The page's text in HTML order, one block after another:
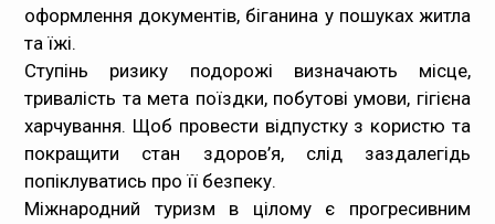
Документи
Контакти
Карта сайта
оформлення документів, біганина у пошуках житла
та їжі.
Ступінь ризику подорожі визначають місце,
тривалість та мета поїздки, побутові умови, гігієна
харчування. Щоб провести відпустку з користю та
покращити стан здоров’я, слід заздалегідь
попіклуватись про її безпеку.
Міжнародний туризм в цілому є прогресивним